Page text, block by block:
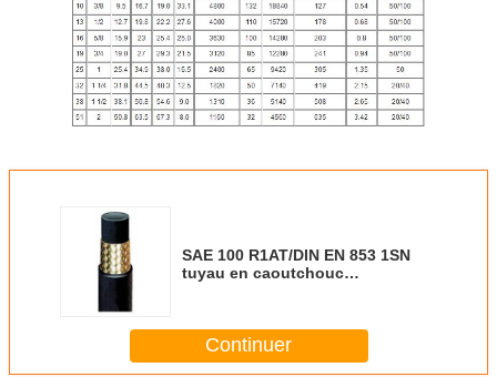
SAE 100 R1AT/DIN EN 853 1SN
tuyau en caoutchouc
résistant à l'huile
Continuer